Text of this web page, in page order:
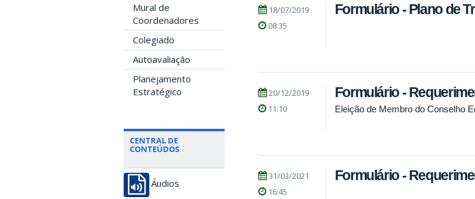
Mural de
Coordenadores
Colegiado
Autoavaliação
Planejamento
Estratégico
CENTRAL DE
CONTEÚDOS
Áudios
18/07/2019
08:35
Formulário - Plano de
20/12/2019
11:10
Formulário -
Eleição de Membro do Conselho
31/03/2021
16:45
Formulário -